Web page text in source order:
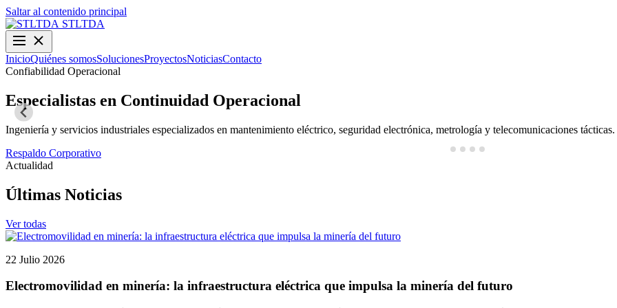
Saltar al contenido principal
STLTDA
InicioQuiénes somosSolucionesProyectosNoticiasContacto
Confiabilidad Operacional
Especialistas en Continuidad Operacional
Ingeniería y servicios industriales especializados en mantenimiento eléctrico, seguridad electrónica, metrología y telecomunicaciones tácticas.
Respaldo Corporativo
Actualidad
Últimas Noticias
Ver todas
22 Julio 2026
Electromovilidad en minería: la infraestructura eléctrica que impulsa la minería del futuro